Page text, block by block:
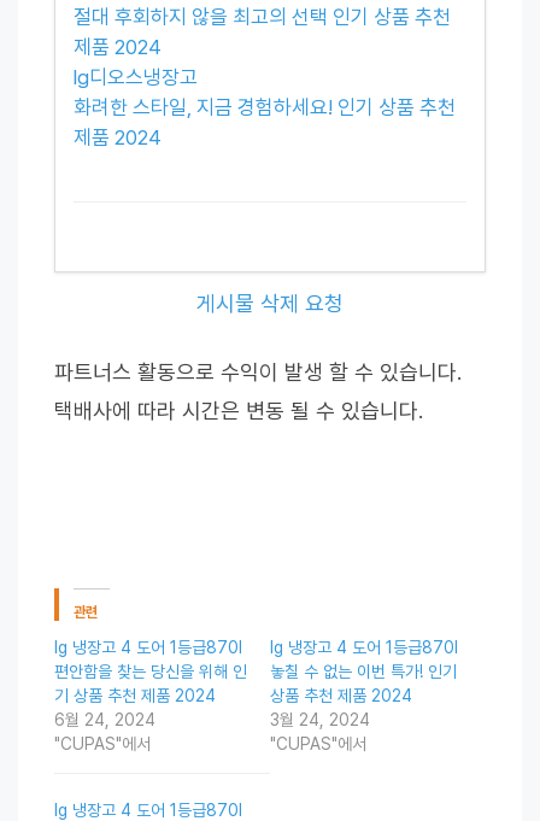
절대 후회하지 않을 최고의 선택 인기 상품 추천
제품 2024
lg디오스냉장고
화려한 스타일, 지금 경험하세요! 인기 상품 추천
제품 2024
게시물 삭제 요청
파트너스 활동으로 수익이 발생 할 수 있습니다.
택배사에 따라 시간은 변동 될 수 있습니다.
관련
lg 냉장고 4 도어 1등급870l
편안함을 찾는 당신을 위해 인
기 상품 추천 제품 2024
6월 24, 2024
"CUPAS"에서
lg 냉장고 4 도어 1등급870l
놓칠 수 없는 이번 특가! 인기
상품 추천 제품 2024
3월 24, 2024
"CUPAS"에서
lg 냉장고 4 도어 1등급870l